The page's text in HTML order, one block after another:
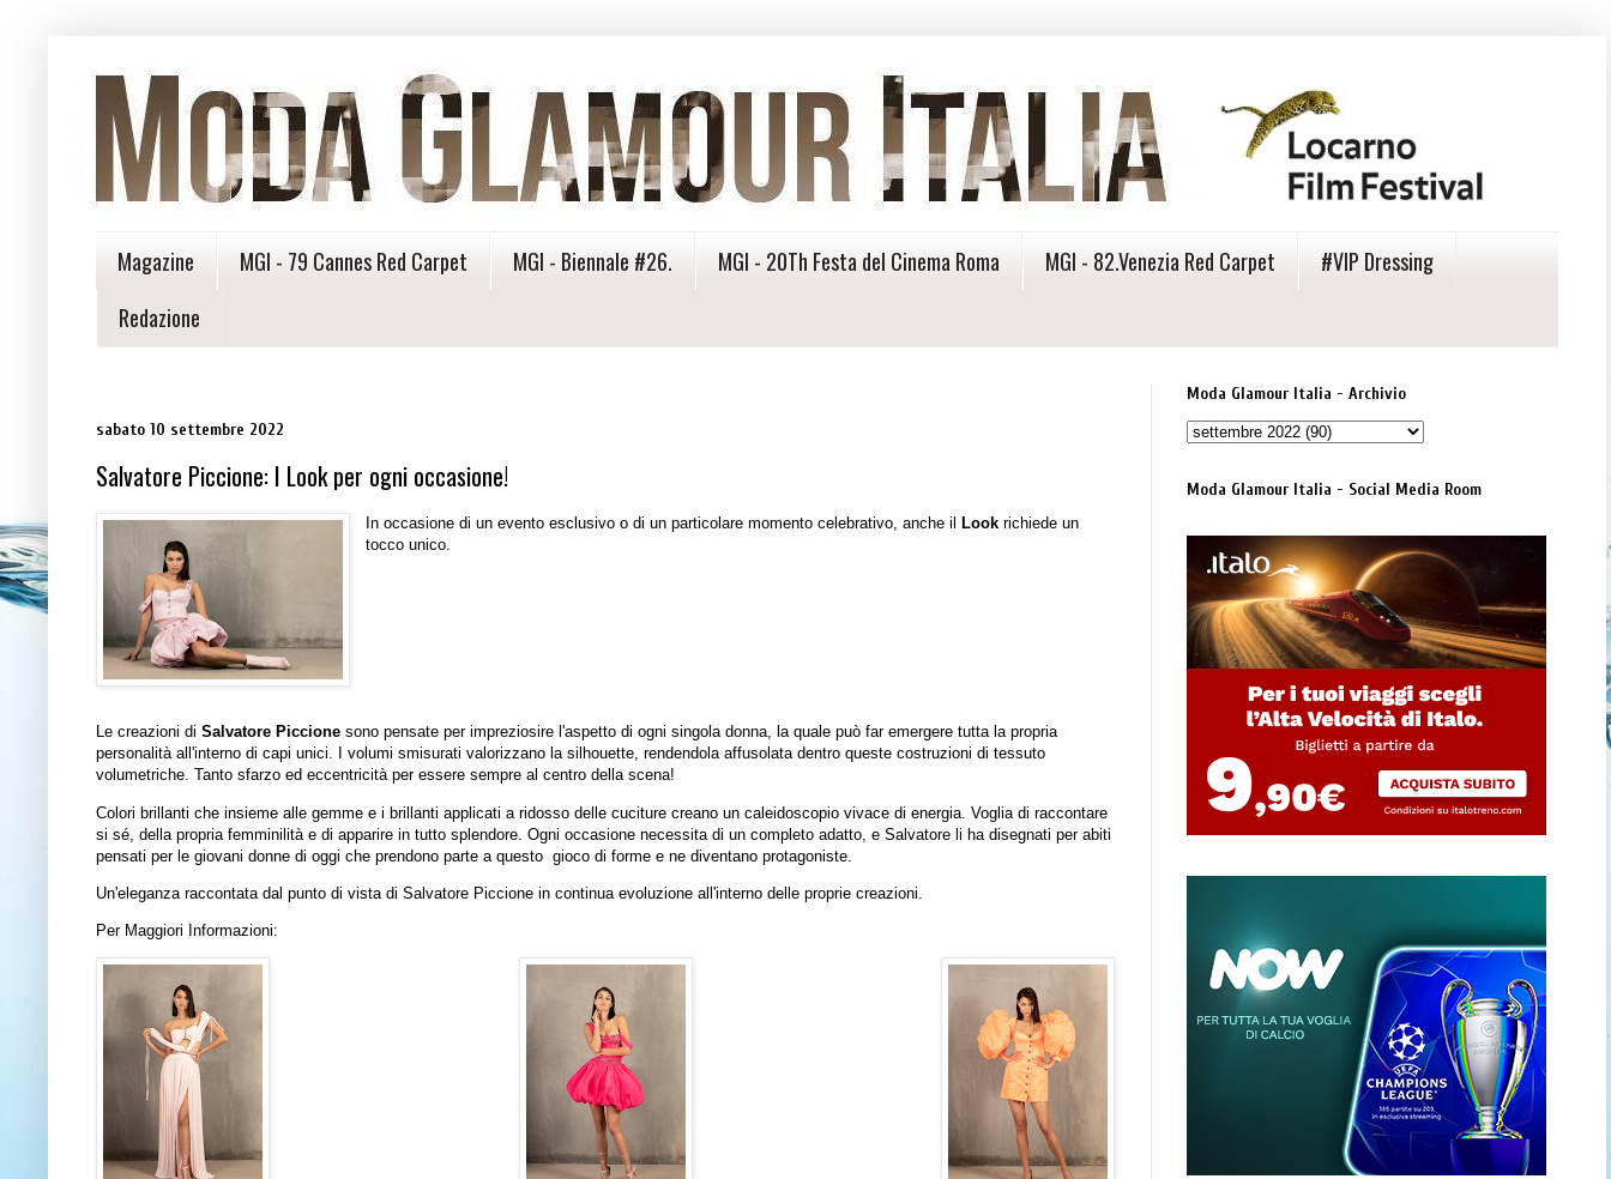
Magazine MGI - 79 Cannes Red Carpet MGI - Biennale #26. MGI - 20Th Festa del Cinema Roma MGI - 82.Venezia Red Carpet
#VIP Dressing
Redazione
sabato 10 settembre 2022
Salvatore Piccione: I Look per ogni occasione!
In occasione di un evento esclusivo o di un particolare momento celebrativo, anche il Lookrichiede un
tocco unico.
Le creazioni di Salvatore Piccione sono pensate per impreziosire l'aspetto di ogni singola donna, la quale può far emergere tutta la propria
personalità all'interno di capi unici. I volumi smisurati valorizzano la silhouette, rendendola affusolata dentro queste costruzioni di tessuto
volumetriche. Tanto sfarzo ed eccentricità per essere sempre al centro della scena!
Colori brillanti che insieme alle gemme e i brillanti applicati a ridosso delle cuciture creano un caleidoscopio vivace di energia. Voglia di raccontare
si sé, della propria femminilità e di apparire in tutto splendore. Ogni occasione necessita di un completo adatto, e Salvatore li ha disegnati per abiti
pensati per le giovani donne di oggi che prendono parte a questo gioco di forme e ne diventano protagoniste.
Un'eleganza raccontata dal punto di vista di Salvatore Piccione in continua evoluzione all'interno delle proprie creazioni.
Per Maggiori Informazioni:
Moda Glamour Italia - Archivio
Moda Glamour Italia - Social Media Room